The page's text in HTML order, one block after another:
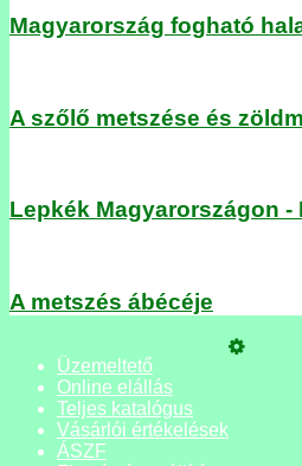
Magyarország fogható
A szőlő metszése és
Lepkék Magyarországon -
A metszés ábécéje
Üzemeltető
Online elállás
Teljes katalógus
Vásárlói értékelések
ÁSZF